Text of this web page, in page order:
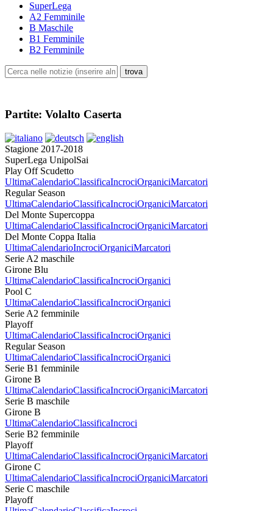
SuperLega
A2 Femminile
B Maschile
B1 Femminile
B2 Femminile
Partite: Volalto Caserta
Stagione 2017-2018
SuperLega UnipolSai
Play Off Scudetto
UltimaCalendarioClassificaIncrociOrganiciMarcatori
Regular Season
UltimaCalendarioClassificaIncrociOrganiciMarcatori
Del Monte Supercoppa
UltimaCalendarioClassificaIncrociOrganiciMarcatori
Del Monte Coppa Italia
UltimaCalendarioIncrociOrganiciMarcatori
Serie A2 maschile
Girone Blu
UltimaCalendarioClassificaIncrociOrganici
Pool C
UltimaCalendarioClassificaIncrociOrganici
Serie A2 femminile
Playoff
UltimaCalendarioClassificaIncrociOrganici
Regular Season
UltimaCalendarioClassificaIncrociOrganici
Serie B1 femminile
Girone B
UltimaCalendarioClassificaIncrociOrganiciMarcatori
Serie B maschile
Girone B
UltimaCalendarioClassificaIncroci
Serie B2 femminile
Playoff
UltimaCalendarioClassificaIncrociOrganiciMarcatori
Girone C
UltimaCalendarioClassificaIncrociOrganiciMarcatori
Serie C maschile
Playoff